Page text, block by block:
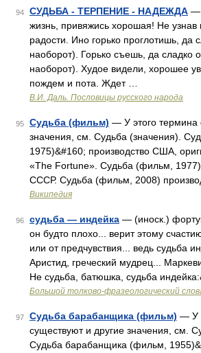
94 СУДЬБА - ТЕРПЕНИЕ - НАДЕЖДА —
жизнь, привяжись хорошая! Не узнав
радости. Ино горько проглотишь, да
наоборот). Горько съешь, да сладко
наоборот). Худое видели, хорошее
пождем и пота. Ждет …
В.И. Даль. Пословицы русского народа
95 Судьба (фильм) — У этого термина
значения, см. Судьба (значения).
1975)&#160; производство США,
«The Fortune». Судьба (фильм,
СССР. Судьба (фильм, 2008)
Википедия
96 судьба — индейка — (иноск.)
он будто плохо... верит этому
или от предчувствия... ведь судьба
Аристид, греческий мудрец...
Не судьба, батюшка, судьба
Большой толково-фразеологический
97 Судьба барабанщика (фильм) — У
существуют и другие значения, см.
Судьба барабанщика (фильм,